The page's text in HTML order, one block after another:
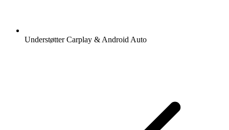
Understøtter Carplay & Android Auto